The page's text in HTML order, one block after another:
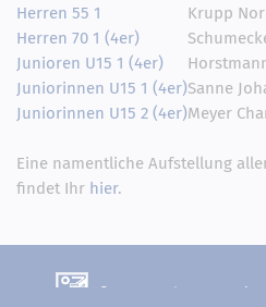
Herren 55 1
Krupp
Herren 70 1 (4er)
Junioren U15 1 (4er)
Juniorinnen U15 1 (4er)Sanne
Juniorinnen U15 2 (4er)Meyer
Eine namentliche Aufstellung
findet Ihr hier.